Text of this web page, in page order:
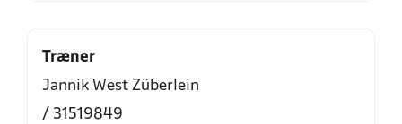
Træner
Jannik West Züberlein
/ 31519849